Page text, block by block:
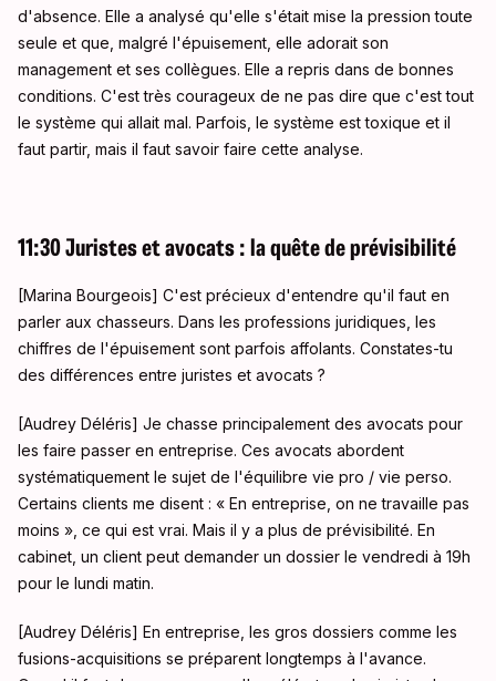
d'absence. Elle a analysé qu'elle s'était mise la pression toute
seule et que, malgré l'épuisement, elle adorait son
management et ses collègues. Elle a repris dans de bonnes
conditions. C'est très courageux de ne pas dire que c'est tout
le système qui allait mal. Parfois, le système est toxique et il
faut partir, mais il faut savoir faire cette analyse.
11:30 Juristes et avocats : la quête de prévisibilité
[Marina Bourgeois] C'est précieux d'entendre qu'il faut en
parler aux chasseurs. Dans les professions juridiques, les
chiffres de l'épuisement sont parfois affolants. Constates-tu
des différences entre juristes et avocats ?
[Audrey Déléris] Je chasse principalement des avocats pour
les faire passer en entreprise. Ces avocats abordent
systématiquement le sujet de l'équilibre vie pro / vie perso.
Certains clients me disent : « En entreprise, on ne travaille pas
moins », ce qui est vrai. Mais il y a plus de prévisibilité. En
cabinet, un client peut demander un dossier le vendredi à 19h
pour le lundi matin.
[Audrey Déléris] En entreprise, les gros dossiers comme les
fusions-acquisitions se préparent longtemps à l'avance.